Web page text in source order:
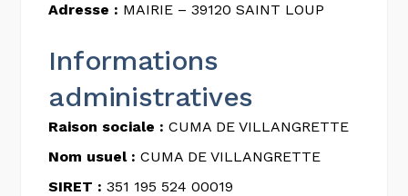
Adresse : MAIRIE – 39120 SAINT LOUP
Informations
administratives
Raison sociale : CUMA DE VILLANGRETTE
Nom usuel : CUMA DE VILLANGRETTE
SIRET : 351 195 524 00019